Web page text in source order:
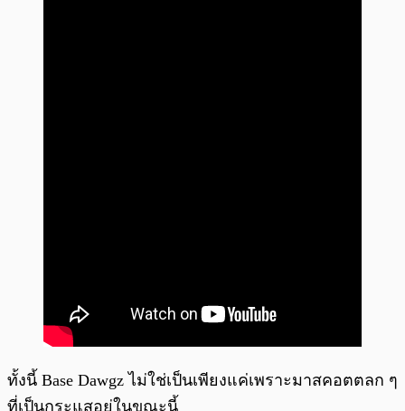
ทั้งนี้ Base Dawgz ไม่ใช่เป็นเพียงแค่เพราะมาสคอตตลก ๆ
ที่เป็นกระแสอยู่ในขณะนี้